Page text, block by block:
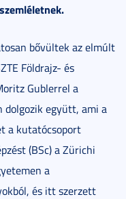
bővültek az elmúlt
Földrajz- és
Gublerrel a
együtt, ami a
a kutatócsoport
(BSc) a Zürichi
a
és itt szerzett